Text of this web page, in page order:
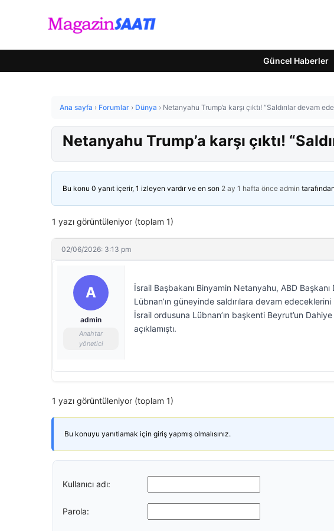
Güncel Haberler
Ana sayfa › Forumlar › Dünya › Netanyahu Trump’a karşı çıktı! “Saldırılar devam
Netanyahu Trump’a karşı çıktı!
Bu konu 0 yanıt içerir, 1 izleyen vardır ve en son 2 ay 1 hafta önce admin
1 yazı görüntüleniyor (toplam 1)
02/06/2026: 3:13 pm
A
admin
Anahtar
yönetici
İsrail Başbakanı Binyamin Netanyahu, ABD Başkanı
Lübnan’ın güneyinde saldırılara devam
İsrail ordusuna Lübnan’ın başkenti Beyrut’un
açıklamıştı.
1 yazı görüntüleniyor (toplam 1)
Bu konuyu yanıtlamak için giriş yapmış olmalısınız.
Kullanıcı adı:
Parola: